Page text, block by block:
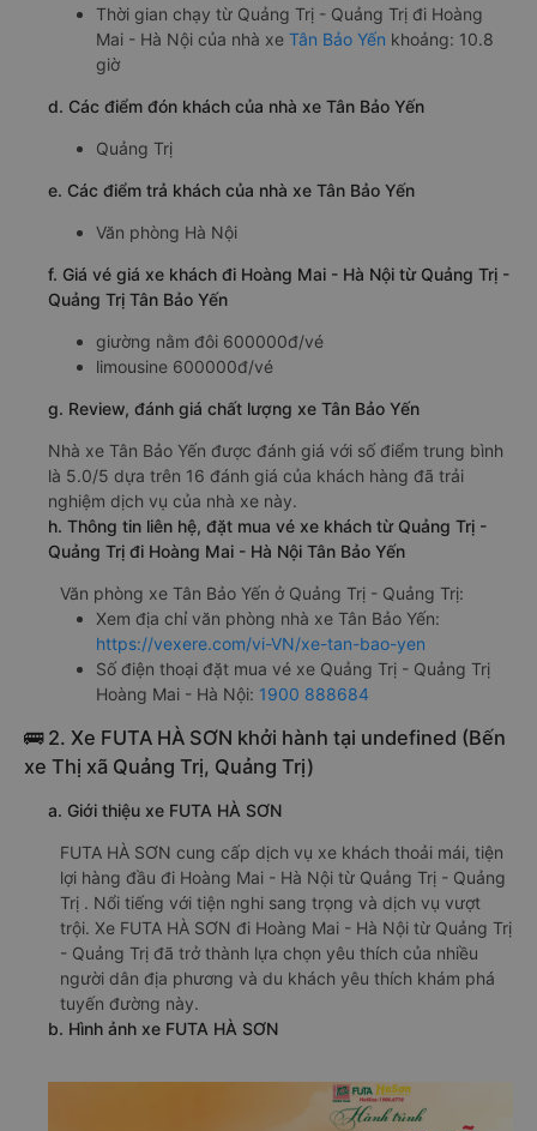
Thời gian chạy từ Quảng Trị - Quảng Trị đi Hoàng
Mai - Hà Nội của nhà xe Tân Bảo Yến khoảng: 10.8
giờ
d. Các điểm đón khách của nhà xe Tân Bảo Yến
Quảng Trị
e. Các điểm trả khách của nhà xe Tân Bảo Yến
Văn phòng Hà Nội
f. Giá vé giá xe khách đi Hoàng Mai - Hà Nội từ Quảng Trị -
Quảng Trị Tân Bảo Yến
giường nằm đôi 600000đ/vé
limousine 600000đ/vé
g. Review, đánh giá chất lượng xe Tân Bảo Yến
Nhà xe Tân Bảo Yến được đánh giá với số điểm trung bình
là 5.0/5 dựa trên 16 đánh giá của khách hàng đã trải
nghiệm dịch vụ của nhà xe này.
h. Thông tin liên hệ, đặt mua vé xe khách từ Quảng Trị -
Quảng Trị đi Hoàng Mai - Hà Nội Tân Bảo Yến
Văn phòng xe Tân Bảo Yến ở Quảng Trị - Quảng Trị:
Xem địa chỉ văn phòng nhà xe Tân Bảo Yến:
https://vexere.com/vi-VN/xe-tan-bao-yen
Số điện thoại đặt mua vé xe Quảng Trị - Quảng Trị
Hoàng Mai - Hà Nội: 1900 888684
🚌 2. Xe FUTA HÀ SƠN khởi hành tại undefined (Bến
xe Thị xã Quảng Trị, Quảng Trị)
a. Giới thiệu xe FUTA HÀ SƠN
FUTA HÀ SƠN cung cấp dịch vụ xe khách thoải mái, tiện
lợi hàng đầu đi Hoàng Mai - Hà Nội từ Quảng Trị - Quảng
Trị . Nổi tiếng với tiện nghi sang trọng và dịch vụ vượt
trội. Xe FUTA HÀ SƠN đi Hoàng Mai - Hà Nội từ Quảng Trị
- Quảng Trị đã trở thành lựa chọn yêu thích của nhiều
người dân địa phương và du khách yêu thích khám phá
tuyến đường này.
b. Hình ảnh xe FUTA HÀ SƠN